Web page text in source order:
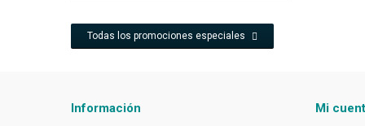
Todas los promociones especiales
Información Mi